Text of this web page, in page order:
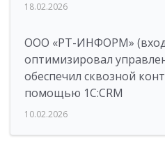
18.02.2026
ООО «РТ-ИНФОРМ»
оптимизировал
обеспечил сквозной
помощью 1С:CRM
10.02.2026